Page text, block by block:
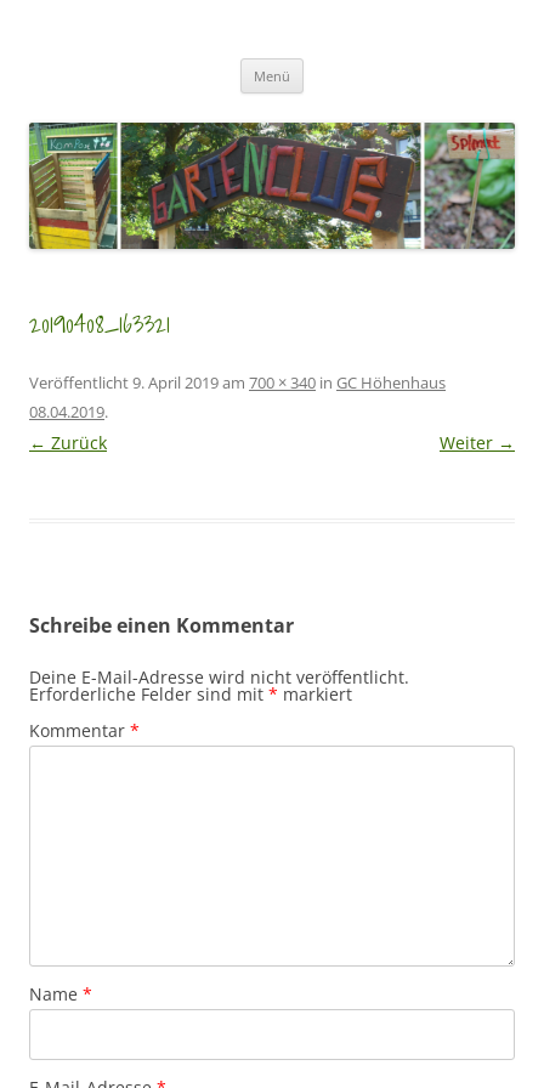
Menü
20190408_163321
Veröffentlicht9. April 2019am 700 × 340 in GC Höhenhaus
08.04.2019.
← Zurück Weiter →
Schreibe einen Kommentar
Deine E-Mail-Adresse wird nicht veröffentlicht.
Erforderliche Felder sind mit * markiert
Kommentar *
Name *